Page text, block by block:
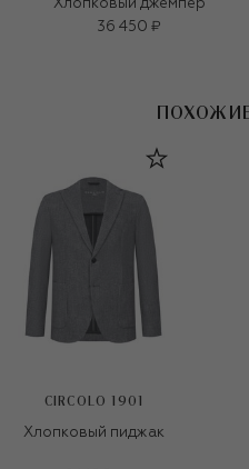
Хлопковый джемпер
36 450 ₽
CIRCOLO 1901
Хлопковый пиджак